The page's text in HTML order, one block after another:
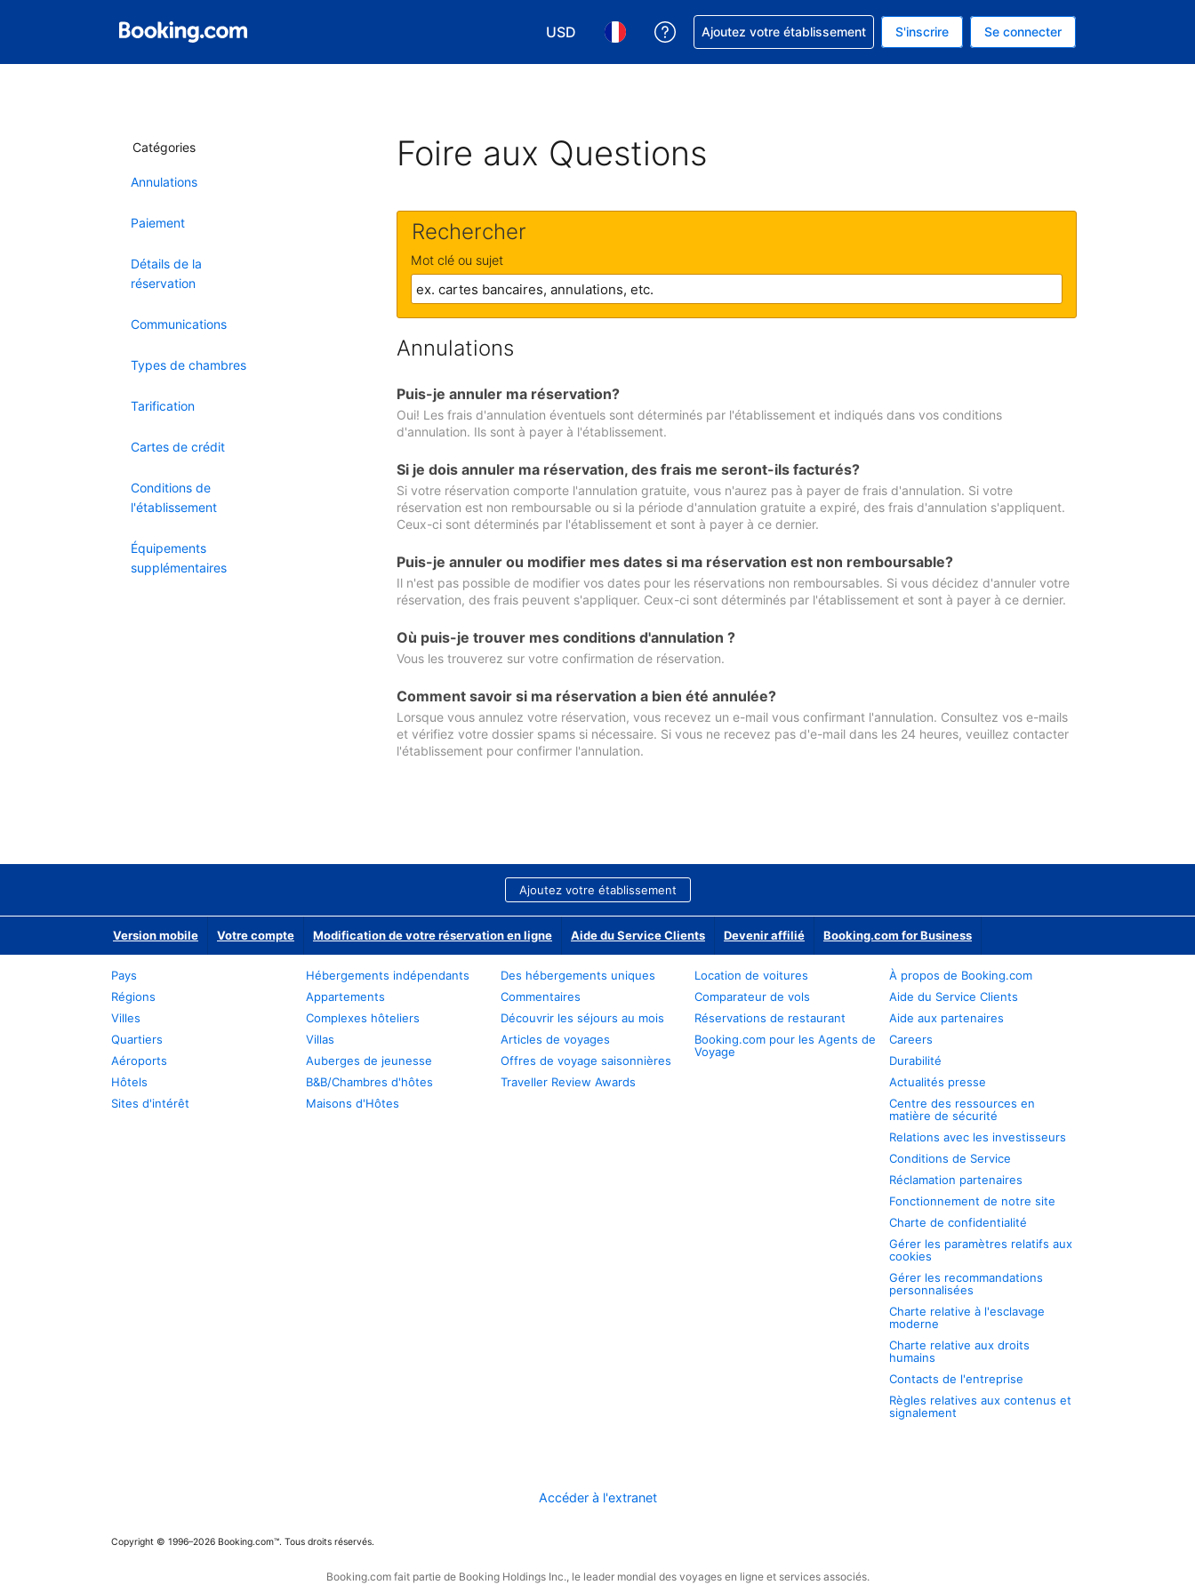
USD
Choisissez votre devise. Votre devise actuelle est celle-ci : Dollar américain.
Choisissez votre langue. Votre langue actuelle est celle-ci : Français.
Obtenez de l'aide concernant votre réservation
Ajoutez votre établissement S'inscrire Se connecter
Catégories
Annulations
Paiement
Détails de la
réservation
Communications
Types de chambres
Tarification
Cartes de crédit
Conditions de
l'établissement
Équipements
supplémentaires
Foire aux Questions
Rechercher
Mot clé ou sujet
Annulations
Puis-je annuler ma réservation?
Oui! Les frais d'annulation éventuels sont déterminés par l'établissement et indiqués dans vos conditions
d'annulation. Ils sont à payer à l'établissement.
Si je dois annuler ma réservation, des frais me seront-ils facturés?
Si votre réservation comporte l'annulation gratuite, vous n'aurez pas à payer de frais d'annulation. Si votre
réservation est non remboursable ou si la période d'annulation gratuite a expiré, des frais d'annulation s'appliquent.
Ceux-ci sont déterminés par l'établissement et sont à payer à ce dernier.
Puis-je annuler ou modifier mes dates si ma réservation est non remboursable?
Il n'est pas possible de modifier vos dates pour les réservations non remboursables. Si vous décidez d'annuler votre
réservation, des frais peuvent s'appliquer. Ceux-ci sont déterminés par l'établissement et sont à payer à ce dernier.
Où puis-je trouver mes conditions d'annulation ?
Vous les trouverez sur votre confirmation de réservation.
Comment savoir si ma réservation a bien été annulée?
Lorsque vous annulez votre réservation, vous recevez un e-mail vous confirmant l'annulation. Consultez vos e-mails
et vérifiez votre dossier spams si nécessaire. Si vous ne recevez pas d'e-mail dans les 24 heures, veuillez contacter
l'établissement pour confirmer l'annulation.
Ajoutez votre établissement
Version mobile Votre compte Modification de votre réservation en ligne Aide du Service Clients Devenir affilié Booking.com for Business
Pays
Régions
Villes
Quartiers
Aéroports
Hôtels
Sites d'intérêt
Hébergements indépendants
Appartements
Complexes hôteliers
Villas
Auberges de jeunesse
B&B/Chambres d'hôtes
Maisons d'Hôtes
Des hébergements uniques
Commentaires
Découvrir les séjours au mois
Articles de voyages
Offres de voyage saisonnières
Traveller Review Awards
Location de voitures
Comparateur de vols
Réservations de restaurant
Booking.com pour les Agents de
Voyage
À propos de Booking.com
Aide du Service Clients
Aide aux partenaires
Careers
Durabilité
Actualités presse
Centre des ressources en
matière de sécurité
Relations avec les investisseurs
Conditions de Service
Réclamation partenaires
Fonctionnement de notre site
Charte de confidentialité
Gérer les paramètres relatifs aux
cookies
Gérer les recommandations
personnalisées
Charte relative à l'esclavage
moderne
Charte relative aux droits
humains
Contacts de l'entreprise
Règles relatives aux contenus et
signalement
Accéder à l'extranet
Copyright © 1996–2026 Booking.com™. Tous droits réservés.
Booking.com fait partie de Booking Holdings Inc., le leader mondial des voyages en ligne et services associés.